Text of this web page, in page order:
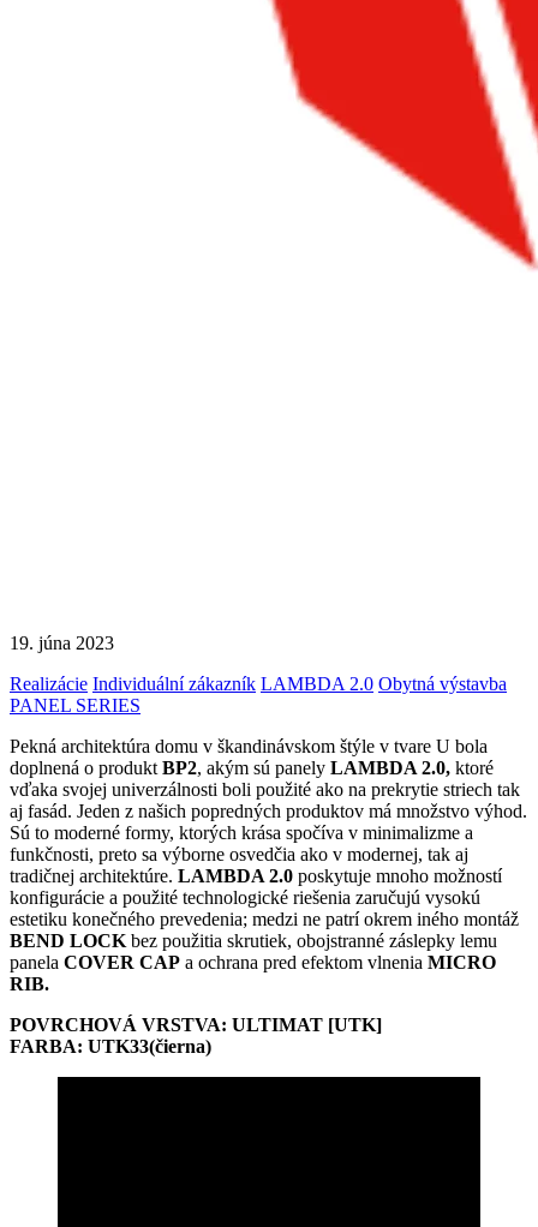
19. júna 2023
Realizácie Individuální zákazník LAMBDA 2.0 Obytná výstavba
PANEL SERIES
Pekná architektúra domu v škandinávskom štýle v tvare U bola
doplnená o produkt BP2, akým sú panely LAMBDA 2.0, ktoré
vďaka svojej univerzálnosti boli použité ako na prekrytie striech tak
aj fasád. Jeden z našich popredných produktov má množstvo výhod.
Sú to moderné formy, ktorých krása spočíva v minimalizme a
funkčnosti, preto sa výborne osvedčia ako v modernej, tak aj
tradičnej architektúre. LAMBDA 2.0 poskytuje mnoho možností
konfigurácie a použité technologické riešenia zaručujú vysokú
estetiku konečného prevedenia; medzi ne patrí okrem iného montáž
BEND LOCK bez použitia skrutiek, obojstranné záslepky lemu
panela COVER CAP a ochrana pred efektom vlnenia MICRO
RIB.
POVRCHOVÁ VRSTVA: ULTIMAT [UTK]
FARBA: UTK33(čierna)